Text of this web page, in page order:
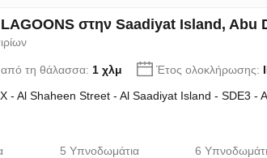
στην Saadiyat Island,
τη θάλασσα: 1 χλμ Έτος ολοκλήρωσης:
- Al Shaheen Street - Al Saadiyat Island - SDE3 -
5 Υπνοδωμάτια
6